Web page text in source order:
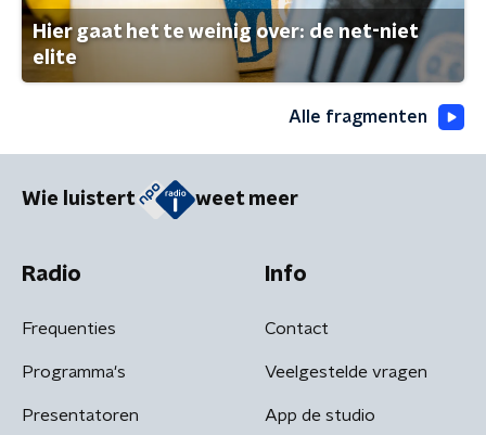
Hier gaat het te weinig over: de net-niet
elite
Alle fragmenten
Wie luistert weet meer
Radio
Frequenties
Programma's
Presentatoren
Info
Contact
Veelgestelde vragen
App de studio